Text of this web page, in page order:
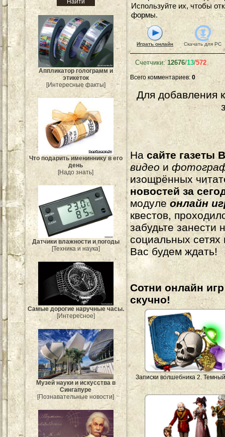
Аппликатор голограмм и
этикеток
[Интересные факты]
Что подарить имениннику в его
день
[Надо знать]
Датчики влажности и погоды
[Техника и наука]
Самые дорогие наручные часы.
[Интересное]
Музей науки и искусства в
Сингапуре
[Познавательные новости]
Используйте их, чтобы
формы.
Играть онлайн Скачать для PC
Счетчики:12676/13/572
Всего комментариев: 0
Для добавления
На сайте газеты
видео и
изощрённых
новостей за
модуле онлайн
квестов,
забудьте
социальных
Вас будем ждать!
Сотни онлайн
скучно!
Записки волшебника 2.